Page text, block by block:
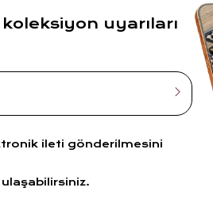
uyarıları
ileti gönderilmesini
ulaşabilirsiniz.